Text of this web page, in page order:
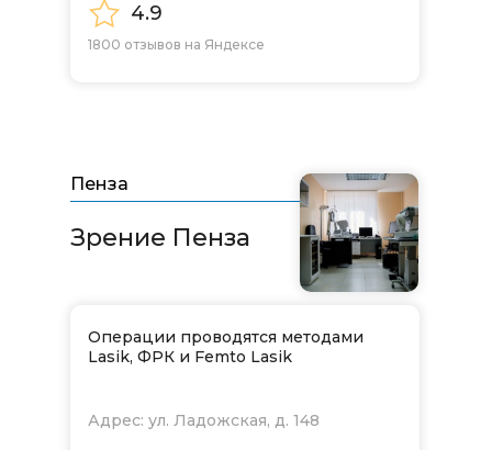
4.9
1800 отзывов на Яндексе
Пенза
Зрение Пенза
Операции проводятся методами
Lasik, ФРК и Femto Lasik
Адрес: ул. Ладожская, д. 148